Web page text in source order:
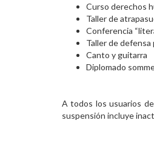
Curso derechos
Taller de
Conferencia
Taller de
Canto y guitarra
Diplomado
A todos los usuarios
suspensión incluye